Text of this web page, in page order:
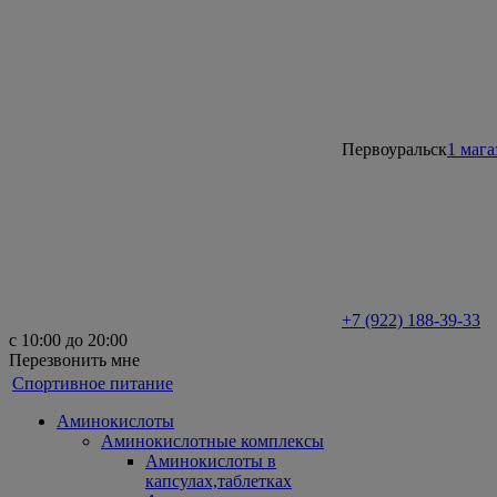
Первоуральск1
+7 (922) 188-39-33
с 10:00 до 20:00
Перезвонить мне
Спортивное питание
Аминокислоты
Аминокислотные комплексы
Аминокислоты в
капсулах,таблетках